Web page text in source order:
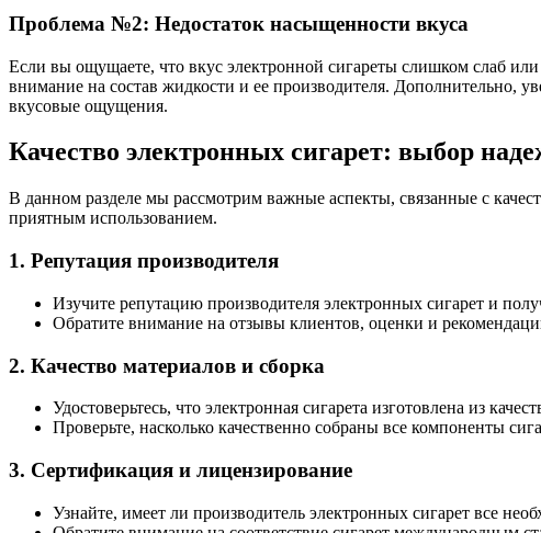
Проблема №2: Недостаток насыщенности вкуса
Если вы ощущаете, что вкус электронной сигареты слишком слаб
внимание на состав жидкости и ее производителя. Дополнительно,
вкусовые ощущения.
Качество электронных сигарет: выбор
В данном разделе мы рассмотрим важные аспекты, связанные с
приятным использованием.
1. Репутация производителя
Изучите репутацию производителя электронных сигарет и
Обратите внимание на отзывы клиентов, оценки и
2. Качество материалов и сборка
Удостоверьтесь, что электронная сигарета изготовлена из
Проверьте, насколько качественно собраны все компоненты
3. Сертификация и лицензирование
Узнайте, имеет ли производитель электронных сигарет все